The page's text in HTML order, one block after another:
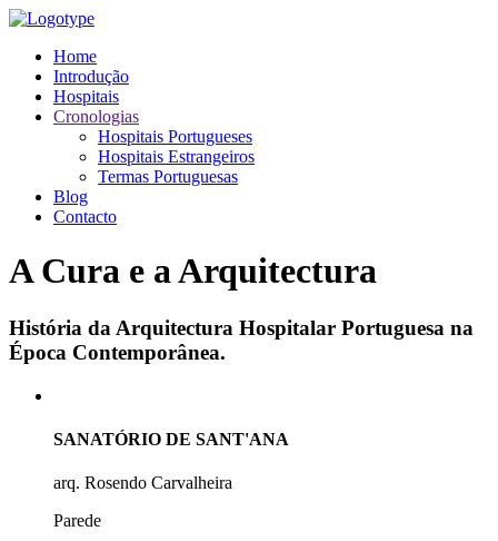
Home
Introdução
Hospitais
Cronologias
Hospitais Portugueses
Hospitais Estrangeiros
Termas Portuguesas
Blog
Contacto
A Cura e a Arquitectura
História da Arquitectura Hospitalar Portuguesa na
Época Contemporânea.
SANATÓRIO DE SANT'ANA
arq. Rosendo Carvalheira
Parede